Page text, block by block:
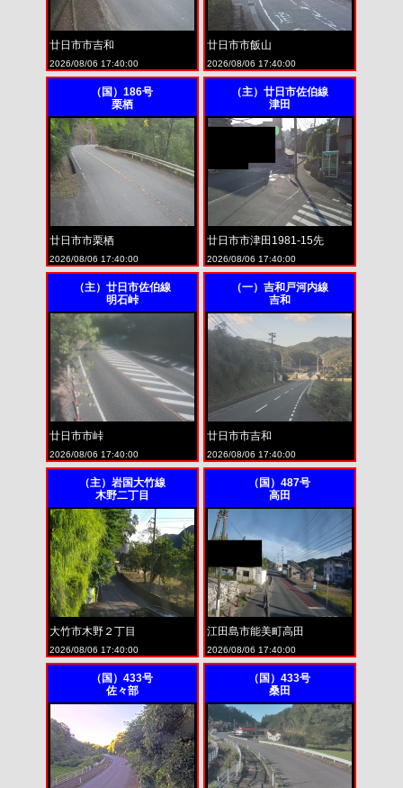
廿日市市吉和
2026/08/06 17:40:00
廿日市市飯山
2026/08/06 17:40:00
（国）186号
栗栖
廿日市市栗栖
2026/08/06 17:40:00
（主）廿日市佐伯線
津田
廿日市市津田1981-15先
2026/08/06 17:40:00
（主）廿日市佐伯線
明石峠
廿日市市峠
2026/08/06 17:40:00
（一）吉和戸河内線
吉和
廿日市市吉和
2026/08/06 17:40:00
（主）岩国大竹線
木野二丁目
大竹市木野２丁目
2026/08/06 17:40:00
（国）487号
高田
江田島市能美町高田
2026/08/06 17:40:00
（国）433号
佐々部
（国）433号
桑田